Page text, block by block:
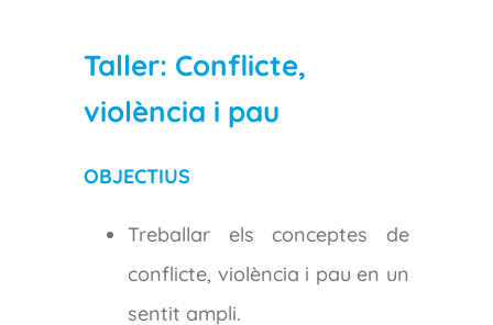
Taller: Conflicte,
violència i pau
OBJECTIUS
Treballar els conceptes de
conflicte, violència i pau en un
sentit ampli.